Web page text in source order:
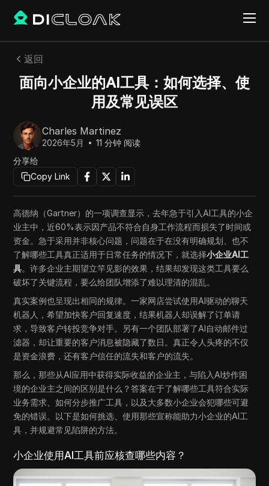
返回
面向小企业的AI工具：如何选择、使
用及常见误区
Charles Martinez
2026年5月 11 分钟 阅读
分享给
Copy Link
高德纳（Gartner）的一项调查显示，去年急于引入AI工具的小企
业主中，近60%表示因产品不符合自身工作流程而损失了时间或
资金。急于采用并非核心问题，问题在于在没有明确规划、也不
了解哪些工具真正适用于日常任务的情况下，就选择小企业AI工
具。许多企业主期望立竿见影的效果，结果却发现这类工具要么
破坏了关键流程，要么给团队增添了难以理清的混乱。
真实案例也呈现出相同的规律。一家网店尝试使用AI驱动的聊天
机器人，希望加快客户回复速度，结果机器人却误解了订单请
求，导致客户转投竞争对手。另有一个团队部署了AI自动邮件过
滤器，却让重要的客户消息被隐藏了数日。真正令人头疼的不仅
是资金浪费，还有客户信任的流失和客户的流失。
那么，那些从AI应用中获得实际收益的企业主，与陷入AI炒作困
境的企业主之间的区别是什么？答案在于了解哪些工具符合实际
业务需求、如何分步推广工具，以及大多数小企业会犯哪些可避
免的错误。以下是如何挑选、使用那些宣称能助力小企业的AI工
具，并规避常见陷阱的方法。
小企业使用AI工具前应核查哪些内容？